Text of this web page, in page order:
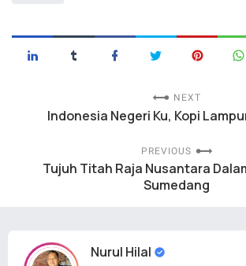
NEXT
Indonesia Negeri Ku, Kopi
PREVIOUS
Tujuh Titah Raja Nusantara
Sumedang
Nurul Hilal